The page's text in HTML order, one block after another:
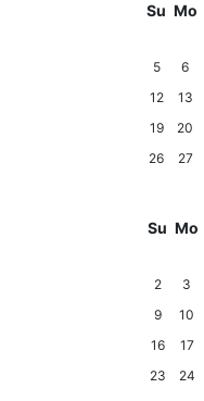
Su Mo
5
6
12
13
19
20
26
27
Su Mo
2
3
9
10
16
17
23
24